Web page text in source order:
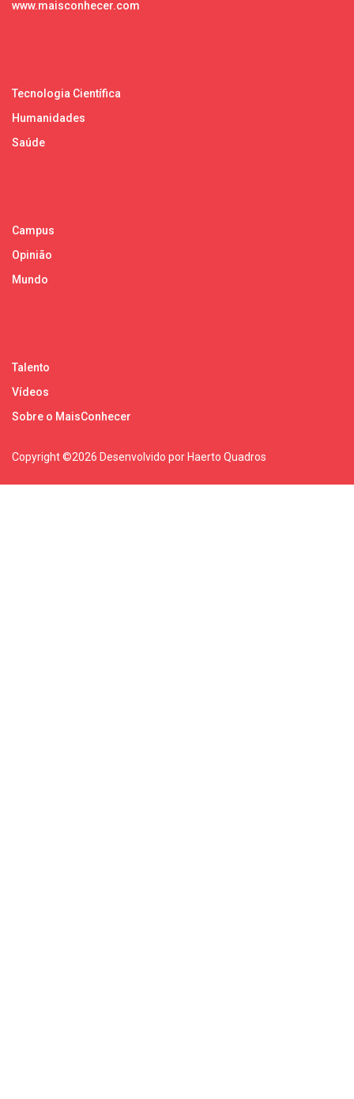
www.maisconhecer.com
Tecnologia Científica
Humanidades
Saúde
Campus
Opinião
Mundo
Talento
Vídeos
Sobre o MaisConhecer
Copyright ©2026 Desenvolvido por Haerto Quadros